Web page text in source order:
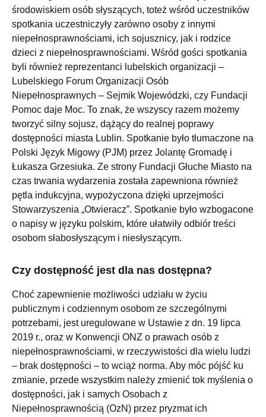
środowiskiem osób słyszących, toteż wśród uczestników
spotkania uczestniczyły zarówno osoby z innymi
niepełnosprawnościami, ich sojusznicy, jak i rodzice
dzieci z niepełnosprawnościami. Wśród gości spotkania
byli również reprezentanci lubelskich organizacji –
Lubelskiego Forum Organizacji Osób
Niepełnosprawnych – Sejmik Wojewódzki, czy Fundacji
Pomoc daje Moc. To znak, że wszyscy razem możemy
tworzyć silny sojusz, dążący do realnej poprawy
dostępności miasta Lublin. Spotkanie było tłumaczone na
Polski Język Migowy (PJM) przez Jolantę Gromadę i
Łukasza Grzesiuka. Ze strony Fundacji Głuche Miasto na
czas trwania wydarzenia została zapewniona również
pętla indukcyjna, wypożyczona dzięki uprzejmości
Stowarzyszenia „Otwieracz”. Spotkanie było wzbogacone
o napisy w języku polskim, które ułatwiły odbiór treści
osobom słabosłyszącym i niesłyszącym.
Czy dostępność jest dla nas dostępna?
Choć zapewnienie możliwości udziału w życiu
publicznym i codziennym osobom ze szczególnymi
potrzebami, jest uregulowane w Ustawie z dn. 19 lipca
2019 r., oraz w Konwencji ONZ o prawach osób z
niepełnosprawnościami, w rzeczywistości dla wielu ludzi
– brak dostępności – to wciąż norma. Aby móc pójść ku
zmianie, przede wszystkim należy zmienić tok myślenia o
dostępności, jak i samych Osobach z
Niepełnosprawnością (OzN) przez pryzmat ich